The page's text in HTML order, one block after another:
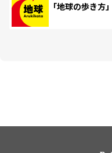
「地球の歩き方